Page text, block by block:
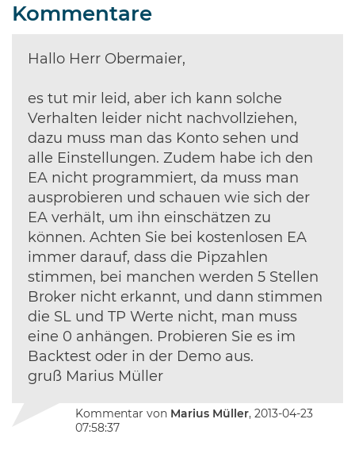
Kommentare
Hallo Herr Obermaier,
es tut mir leid, aber ich kann solche
Verhalten leider nicht nachvollziehen,
dazu muss man das Konto sehen und
alle Einstellungen. Zudem habe ich den
EA nicht programmiert, da muss man
ausprobieren und schauen wie sich der
EA verhält, um ihn einschätzen zu
können. Achten Sie bei kostenlosen EA
immer darauf, dass die Pipzahlen
stimmen, bei manchen werden 5 Stellen
Broker nicht erkannt, und dann stimmen
die SL und TP Werte nicht, man muss
eine 0 anhängen. Probieren Sie es im
Backtest oder in der Demo aus.
gruß Marius Müller
Kommentar von Marius Müller, 2013-04-23
07:58:37